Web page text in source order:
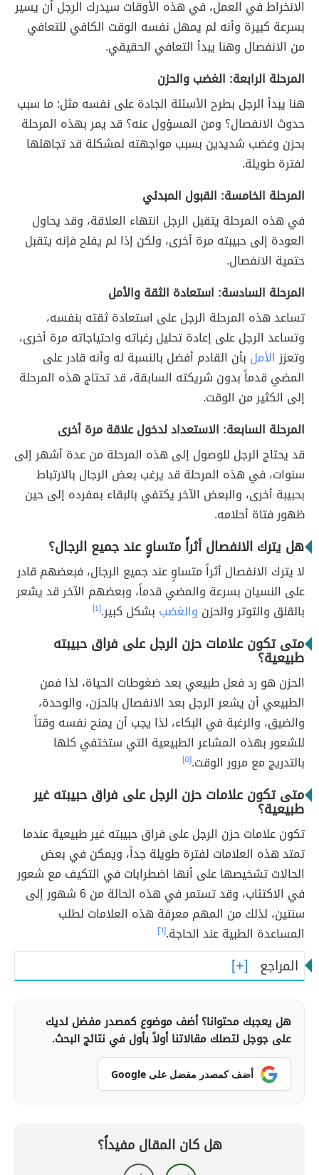
الانخراط في العمل، في هذه الأوقات سيدرك الرجل أن يسير
بسرعة كبيرة وأنه لم يمهل نفسه الوقت الكافي للتعافي
من الانفصال وهنا يبدأ التعافي الحقيقي.
المرحلة الرابعة: الغضب والحزن
هنا يبدأ الرجل بطرح الأسئلة الجادة على نفسه مثل: ما سبب
حدوث الانفصال؟ ومن المسؤول عنه؟ قد يمر بهذه المرحلة
بحزن وغضب شديدين بسبب مواجهته لمشكلة قد تجاهلها
لفترة طويلة.
المرحلة الخامسة: القبول المبدئي
في هذه المرحلة يتقبل الرجل انتهاء العلاقة، وقد يحاول
العودة إلى حبيبته مرة أخرى، ولكن إذا لم يفلح فإنه يتقبل
حتمية الانفصال.
المرحلة السادسة: استعادة الثقة والأمل
تساعد هذه المرحلة الرجل على استعادة ثقته بنفسه،
وتساعد الرجل على إعادة تحليل رغباته واحتياجاته مرة أخرى،
وتعززالأمل بأن القادم أفضل بالنسبة له وأنه قادر على
المضي قدماً بدون شريكته السابقة، قد تحتاج هذه المرحلة
إلى الكثير من الوقت.
المرحلة السابعة: الاستعداد لدخول علاقة مرة أخرى
قد يحتاج الرجل للوصول إلى هذه المرحلة من عدة أشهر إلى
سنوات، في هذه المرحلة قد يرغب بعض الرجال بالارتباط
بحبيبة أخرى، والبعض الآخر يكتفي بالبقاء بمفرده إلى حين
ظهور فتاة أحلامه.
هل يترك الانفصال أثراً متساوٍ عند جميع الرجال؟
لا يترك الانفصال أثراً متساوٍ عند جميع الرجال، فبعضهم قادر
على النسيان بسرعة والمضي قدماً، وبعضهم الآخر قد يشعر
بالقلق والتوتر والحزن والغضب بشكل كبير.[٤]
متى تكون علامات حزن الرجل على فراق حبيبته
طبيعية؟
الحزن هو رد فعل طبيعي بعد ضغوطات الحياة، لذا فمن
الطبيعي أن يشعر الرجل بعد الانفصال بالحزن، والوحدة،
والضيق، والرغبة في البكاء، لذا يجب أن يمنح نفسه وقتاً
للشعور بهذه المشاعر الطبيعية التي ستختفي كلها
بالتدريج مع مرور الوقت.[٥]
متى تكون علامات حزن الرجل على فراق حبيبته غير
طبيعية؟
تكون علامات حزن الرجل على فراق حبيبته غير طبيعية عندما
تمتد هذه العلامات لفترة طويلة جداً، ويمكن في بعض
الحالات تشخيصها على أنها اضطرابات في التكيف مع شعور
في الاكتئاب، وقد تستمر في هذه الحالة من 6 شهور إلى
سنتين، لذلك من المهم معرفة هذه العلامات لطلب
المساعدة الطبية عند الحاجة.[٦]
المراجع
هل يعجبك محتوانا؟ أضف موضوع كمصدر مفضل لديك
على جوجل لتصلك مقالاتنا أولاً بأول في نتائج البحث.
أضف كمصدر مفضل على Google
هل كان المقال مفيداً؟